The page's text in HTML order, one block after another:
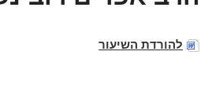
להורדת השיעור